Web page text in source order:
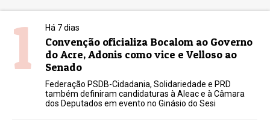
1 Há 7 dias
Convenção oficializa Bocalom ao Governo
do Acre, Adonis como vice e Velloso ao
Senado
Federação PSDB-Cidadania, Solidariedade e PRD
também definiram candidaturas à Aleac e à Câmara
dos Deputados em evento no Ginásio do Sesi